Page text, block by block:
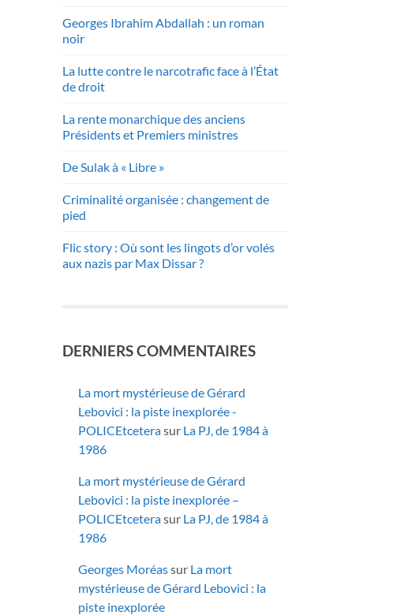
Georges Ibrahim Abdallah : un roman
noir
La lutte contre le narcotrafic face à l’État
de droit
La rente monarchique des anciens
Présidents et Premiers ministres
De Sulak à « Libre »
Criminalité organisée : changement de
pied
Flic story : Où sont les lingots d’or volés
aux nazis par Max Dissar ?
DERNIERS COMMENTAIRES
La mort mystérieuse de Gérard
Lebovici : la piste inexplorée -
POLICEtceterasur La PJ, de 1984 à
1986
La mort mystérieuse de Gérard
Lebovici : la piste inexplorée –
POLICEtceterasur La PJ, de 1984 à
1986
Georges Moréassur La mort
mystérieuse de Gérard Lebovici : la
piste inexplorée